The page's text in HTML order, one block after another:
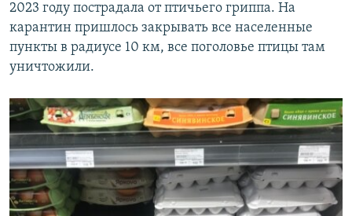
2023 году пострадала от птичьего гриппа. На
карантин пришлось закрывать все населенные
пункты в радиусе 10 км, все поголовье птицы там
уничтожили.